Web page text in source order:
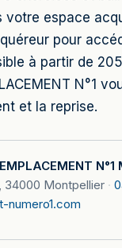
votre espace
pour
à partir de
N°1
et la reprise.
EMPLACEMENT N°1
34000 Montpellier ·
numero1.com